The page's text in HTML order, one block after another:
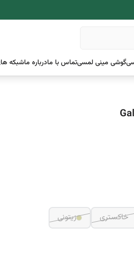
گوشی مینی لمسیتماس با مادرباره ماشبکه
خاکستری
زیتونی